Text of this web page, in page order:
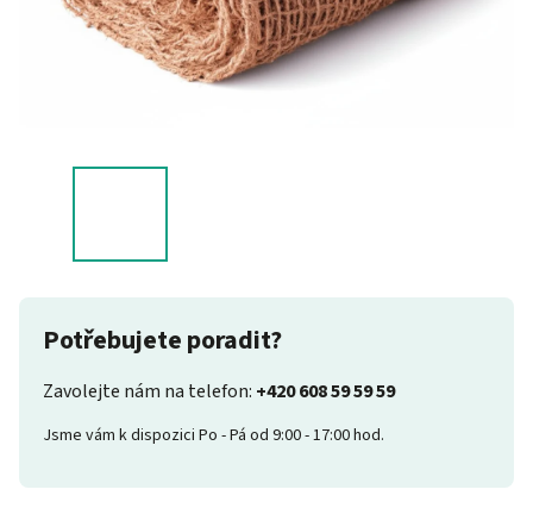
Potřebujete poradit?
Zavolejte nám na telefon: +420 608 59 59 59
Jsme vám k dispozici Po - Pá od 9:00 - 17:00 hod.